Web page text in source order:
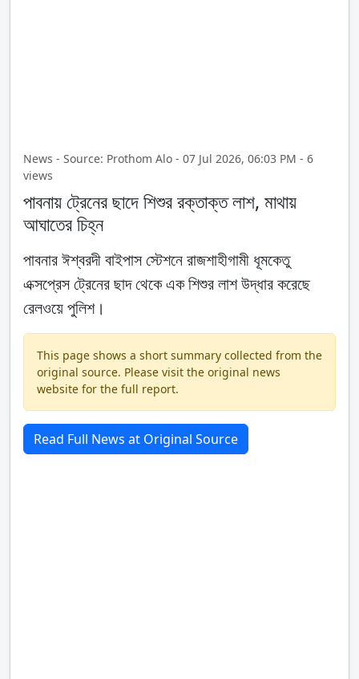
News - Source: Prothom Alo - 07 Jul 2026, 06:03 PM - 6
views
পাবনায় ট্রেনের ছাদে শিশুর রক্তাক্ত লাশ, মাথায়
আঘাতের চিহ্ন
পাবনার ঈশ্বরদী বাইপাস স্টেশনে রাজশাহীগামী ধূমকেতু
এক্সপ্রেস ট্রেনের ছাদ থেকে এক শিশুর লাশ উদ্ধার করেছে
রেলওয়ে পুলিশ।
This page shows a short summary collected from the
original source. Please visit the original news
website for the full report.
Read Full News at Original Source